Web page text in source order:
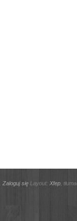
Zaloguj sięLayout: Xfep,